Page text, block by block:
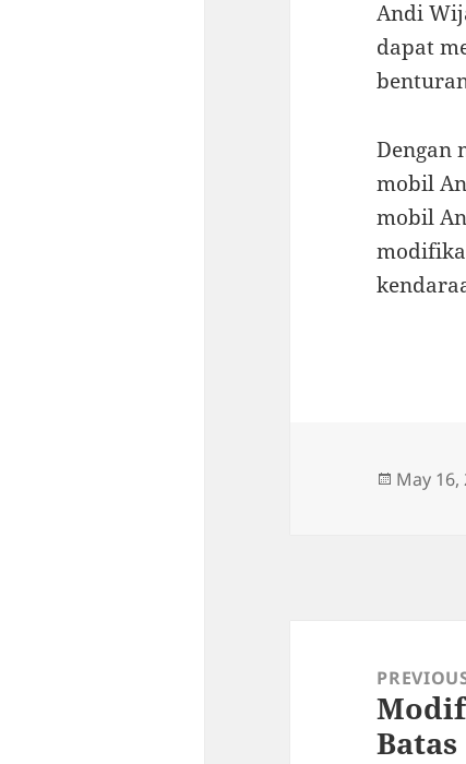
Andi
dapat
Dengan
mobil
mobil
Posted
May 16,
navigation
post:
Batas